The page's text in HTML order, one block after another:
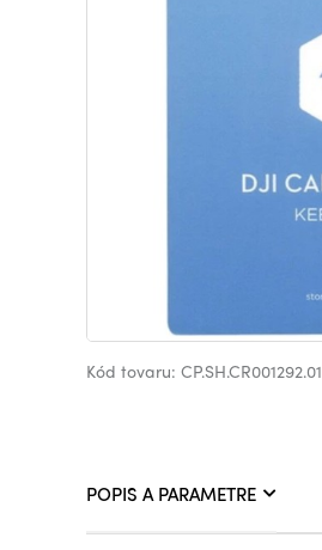
Kód tovaru: CP.SH.CR001292.01
POPIS A PARAMETRE